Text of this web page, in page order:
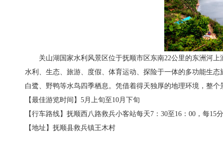
关山湖国家水利风景区位于抚顺市区东南22公里的东洲河上
水利、生态、旅游、度假、体育运动、探险于一体的多功能生
白鹭、野鸭等水鸟四季栖息。凭借着得天独厚的地理环境，整
【最佳游览时间】5月上旬至10月下旬
【行车路线】抚顺西八路救兵小客站每天7：30至16：00，每
【地址】抚顺县救兵镇王木村